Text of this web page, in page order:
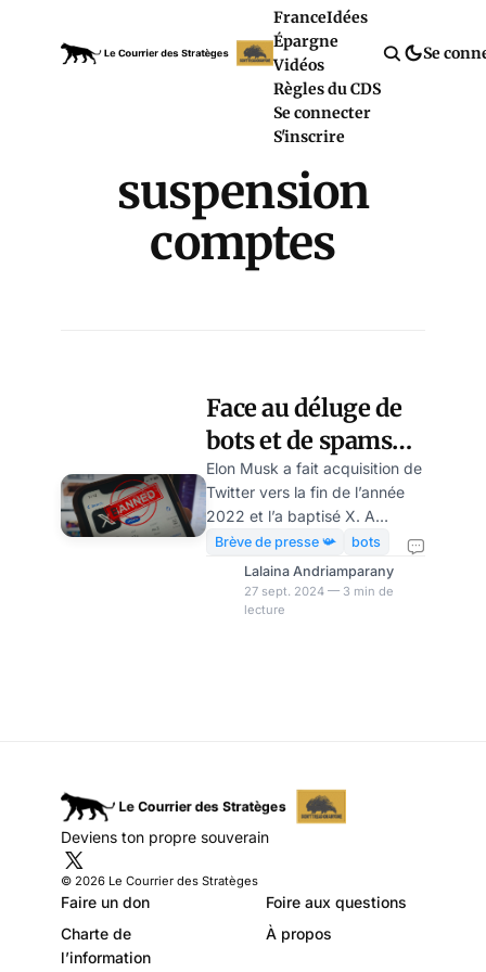
FranceIdées
Épargne
Vidéos
Règles du CDS
Se connecter
S'inscrire
Se
suspension
comptes
Face au déluge de
bots et de spams
sur X, Musk bannit
des millions de
comptes
Elon Musk a fait acquisition de
Twitter vers la fin de l’année
2022 et l’a baptisé X. A
l’époque, il a promis de faire
de la plateforme un « bastion
de la liberté d’expression ». Le
milliardaire s’est aussi engagé
qu’il est sous le contrôle d’Elon
Musk. Cependant, il n’a
échappé à personne que
Twitter avant son acquisit
Brève de presse 📯
bots
Lalaina Andriamparany
27 sept. 2024 — 3 min de
lecture
Deviens ton propre souverain
© 2026 Le Courrier des Stratèges
Faire un don
Foire aux questions
Charte de
l’information
À propos